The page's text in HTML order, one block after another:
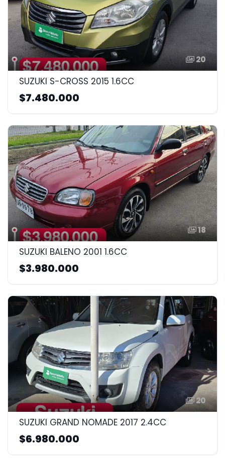
20
SUZUKI S-CROSS 2015 1.6CC
$7.480.000
18
SUZUKI BALENO 2001 1.6CC
$3.980.000
20
SUZUKI GRAND NOMADE 2017 2.4CC
$6.980.000